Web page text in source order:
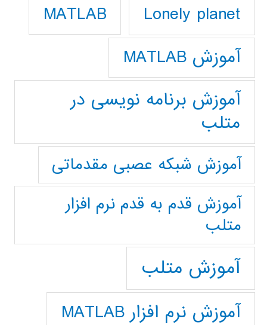
Lonely planet
MATLAB
آموزش MATLAB
آموزش برنامه نویسی در
متلب
آموزش شبکه عصبی مقدماتی
آموزش قدم به قدم نرم افزار
متلب
آموزش متلب
آموزش نرم افزار MATLAB